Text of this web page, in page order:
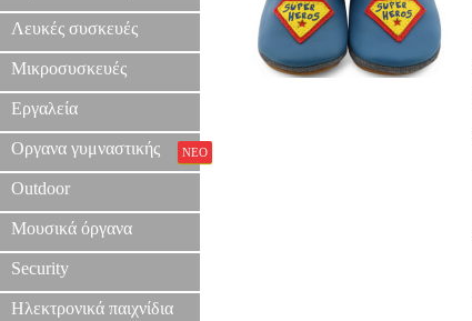
Λευκές συσκευές
Μικροσυσκευές
Εργαλεία
Οργανα γυμναστικής ΝΕΟ
Outdoor
Μουσικά όργανα
Security
Ηλεκτρονικά παιχνίδια